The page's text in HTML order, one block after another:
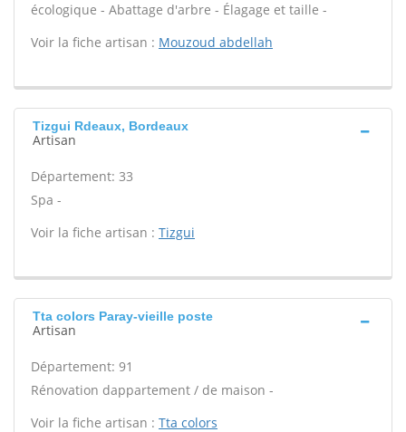
écologique - Abattage d'arbre - Élagage et taille -
Voir la fiche artisan : Mouzoud abdellah
Tizgui Rdeaux, Bordeaux
Artisan
Département: 33
Spa -
Voir la fiche artisan : Tizgui
Tta colors Paray-vieille poste
Artisan
Département: 91
Rénovation dappartement / de maison -
Voir la fiche artisan : Tta colors